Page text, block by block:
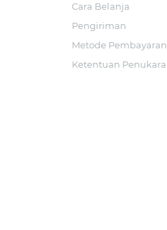
Cara Belanja
Pengiriman
Metode Pembayaran
Ketentuan